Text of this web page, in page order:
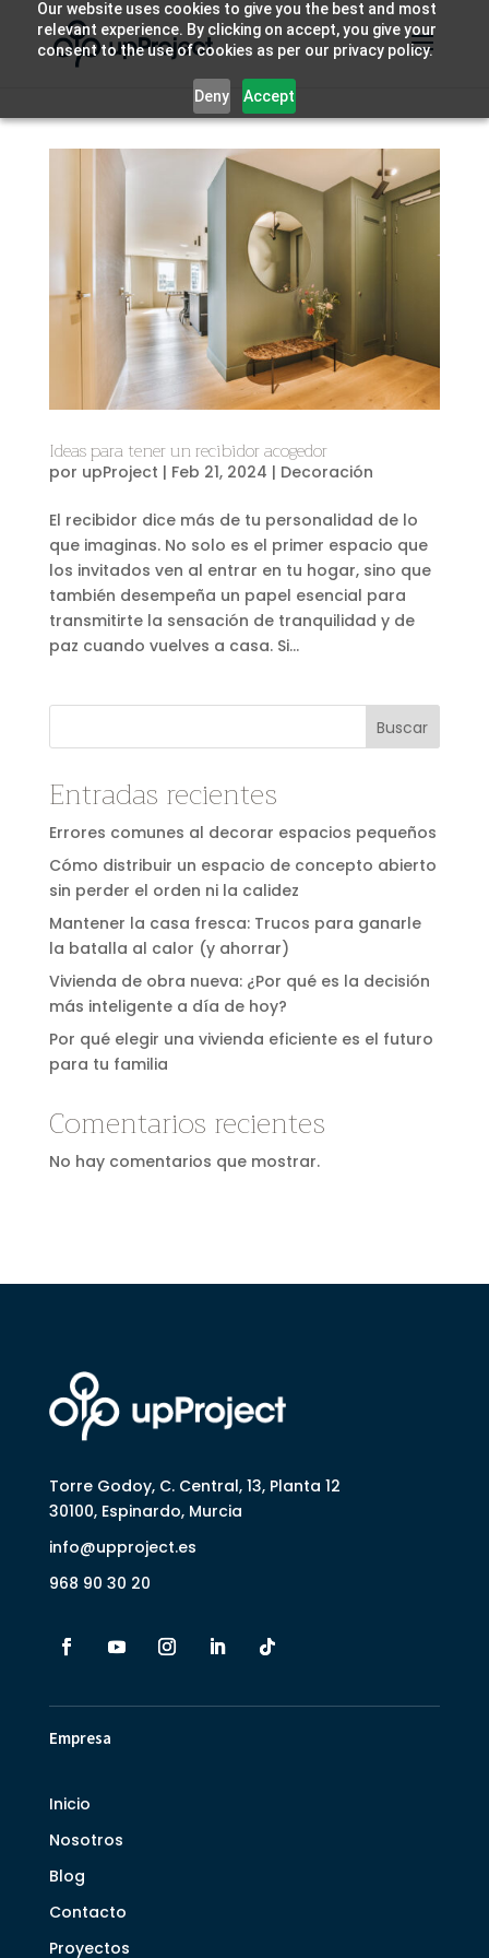
Our website uses cookies to give you the best and most
relevant experience. By clicking on accept, you give your
consent to the use of cookies as per our privacy policy.
Deny Accept
Ideas para tener un recibidor acogedor
por upProject | Feb 21, 2024 | Decoración
El recibidor dice más de tu personalidad de lo
que imaginas. No solo es el primer espacio que
los invitados ven al entrar en tu hogar, sino que
también desempeña un papel esencial para
transmitirte la sensación de tranquilidad y de
paz cuando vuelves a casa. Si...
Buscar
Entradas recientes
Errores comunes al decorar espacios pequeños
Cómo distribuir un espacio de concepto abierto
sin perder el orden ni la calidez
Mantener la casa fresca: Trucos para ganarle
la batalla al calor (y ahorrar)
Vivienda de obra nueva: ¿Por qué es la decisión
más inteligente a día de hoy?
Por qué elegir una vivienda eficiente es el futuro
para tu familia
Comentarios recientes
No hay comentarios que mostrar.
Torre Godoy, C. Central, 13, Planta 12
30100, Espinardo, Murcia
info@upproject.es
968 90 30 20
Empresa
Inicio
Nosotros
Blog
Contacto
Proyectos